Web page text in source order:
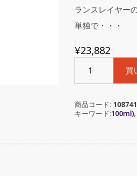
ランスレイヤー
単独で・・・
¥23,882
Noir
Absolu
Essencemence
(ヴ
買
商品コード: 108741
キーワード:100ml),